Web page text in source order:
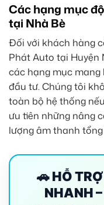
Các hạng mục
tại Nhà Bè
Đối với khách hàng
Phát Auto tại Huyện
các hạng mục
đầu tư. Chúng tôi
toàn bộ hệ thống
ưu tiên những nâng
lượng âm thanh
🚗 HỖ
NHANH